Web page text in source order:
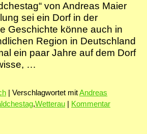
von Andreas Maier
sei ein Dorf in der
Geschichte könne auch in
Region in Deutschland
ein paar Jahre auf dem Dorf
…
Verschlagwortet mitAndreas
,Wetterau
Kommentar